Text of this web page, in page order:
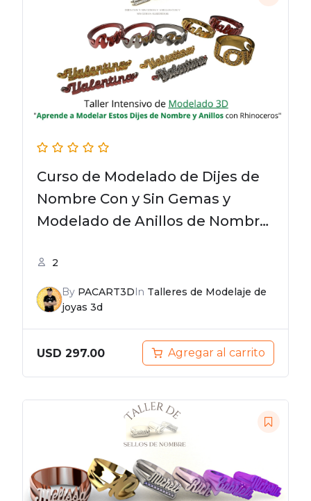
Curso de Modelado de Dijes de
Nombre Con y Sin Gemas y
Modelado de Anillos de Nombre
2
By PACART3DIn Talleres de Modelaje de
joyas 3d
USD 297.00 Agregar al carrito